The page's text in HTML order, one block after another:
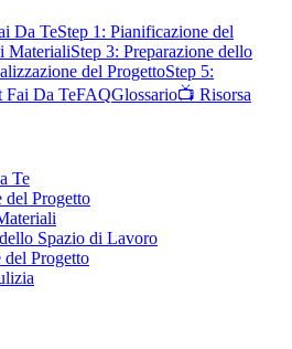
Da TeStep 1: Pianificazione del
MaterialiStep 3: Preparazione dello
del ProgettoStep 5:
Fai Da TeFAQGlossario📺 Risorsa
Te
del Progetto
Spazio di Lavoro
del Progetto